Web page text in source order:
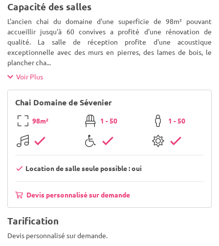
Capacité des salles
L'ancien chai du domaine d'une superficie de 98m² pouvant
accueillir jusqu'à 60 convives a profité d'une rénovation de
qualité. La salle de réception profite d'une acoustique
exceptionnelle avec des murs en pierres, des lames de bois, le
plancher cha...
Voir Plus
Chai Domaine de Sévenier
98m² 1 - 50 1 - 50
Location de salle seule possible : oui
Devis personnalisé sur demande
Tarification
Devis personnalisé sur demande.